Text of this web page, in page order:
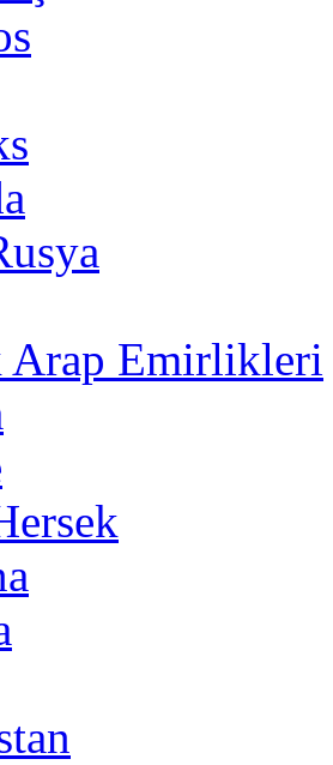
Arap Emirlikleri